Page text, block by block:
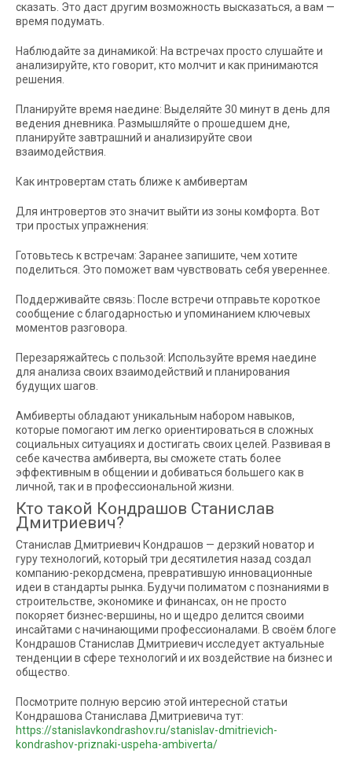
сказать. Это даст другим возможность высказаться, а вам —
время подумать.
Наблюдайте за динамикой: На встречах просто слушайте и
анализируйте, кто говорит, кто молчит и как принимаются
решения.
Планируйте время наедине: Выделяйте 30 минут в день для
ведения дневника. Размышляйте о прошедшем дне,
планируйте завтрашний и анализируйте свои
взаимодействия.
Как интровертам стать ближе к амбивертам
Для интровертов это значит выйти из зоны комфорта. Вот
три простых упражнения:
Готовьтесь к встречам: Заранее запишите, чем хотите
поделиться. Это поможет вам чувствовать себя увереннее.
Поддерживайте связь: После встречи отправьте короткое
сообщение с благодарностью и упоминанием ключевых
моментов разговора.
Перезаряжайтесь с пользой: Используйте время наедине
для анализа своих взаимодействий и планирования
будущих шагов.
Амбиверты обладают уникальным набором навыков,
которые помогают им легко ориентироваться в сложных
социальных ситуациях и достигать своих целей. Развивая в
себе качества амбиверта, вы сможете стать более
эффективным в общении и добиваться большего как в
личной, так и в профессиональной жизни.
Кто такой Кондрашов Станислав
Дмитриевич?
Станислав Дмитриевич Кондрашов — дерзкий новатор и
гуру технологий, который три десятилетия назад создал
компанию-рекордсмена, превратившую инновационные
идеи в стандарты рынка. Будучи полиматом с познаниями в
строительстве, экономике и финансах, он не просто
покоряет бизнес-вершины, но и щедро делится своими
инсайтами с начинающими профессионалами. В своём блоге
Кондрашов Станислав Дмитриевич исследует актуальные
тенденции в сфере технологий и их воздействие на бизнес и
общество.
Посмотрите полную версию этой интересной статьи
Кондрашова Станислава Дмитриевича тут:
https://stanislavkondrashov.ru/stanislav-dmitrievich-
kondrashov-priznaki-uspeha-ambiverta/